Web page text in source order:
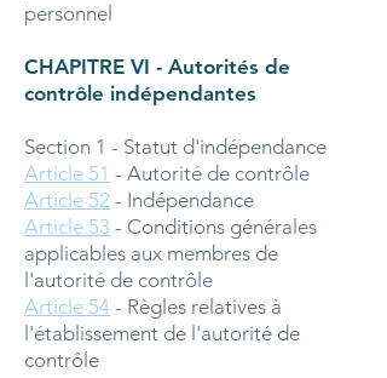
personnel
CHAPITRE VI - Autorités de
contrôle indépendantes
Section 1 - Statut d'indépendance
Article 51 - Autorité de contrôle
Article 52 - Indépendance
Article 53 - Conditions générales
applicables aux membres de
l'autorité de contrôle
Article 54 - Règles relatives à
l'établissement de l'autorité de
contrôle